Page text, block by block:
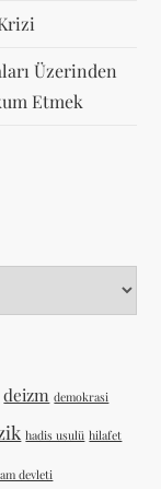
Üzerinden
Etmek
deizm demokrasi
hadis usulü hilafet
devleti